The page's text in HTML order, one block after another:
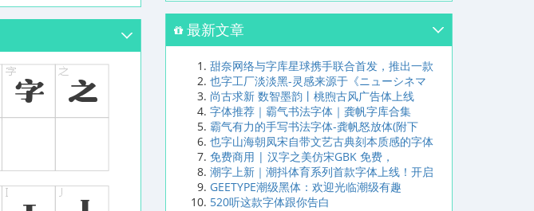
最新文章
甜奈网络与字库星球携手联合首发，推出一款
也字工厂淡淡黑-灵感来源于《ニューシネマ
尚古求新 数智墨韵丨桃煦古风广告体上线
字体推荐｜霸气书法字体｜龚帆字库合集
霸气有力的手写书法字体-龚帆怒放体(附下
也字山海朝凤宋自带文艺古典刻本质感的字体
免费商用 | 汉字之美仿宋GBK 免费，
潮字上新｜潮抖体育系列首款字体上线！开启
GEETYPE潮级黑体：欢迎光临潮级有趣
520听这款字体跟你告白